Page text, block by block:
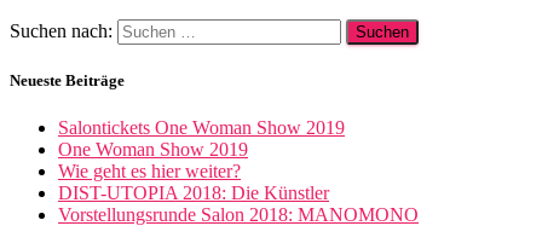
Suchen nach:
Neueste Beiträge
Salontickets One Woman Show 2019
One Woman Show 2019
Wie geht es hier weiter?
DIST-UTOPIA 2018: Die Künstler
Vorstellungsrunde Salon 2018: MANOMONO